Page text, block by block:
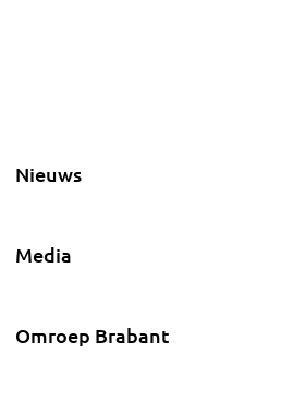
Nieuws
Media
Omroep Brabant